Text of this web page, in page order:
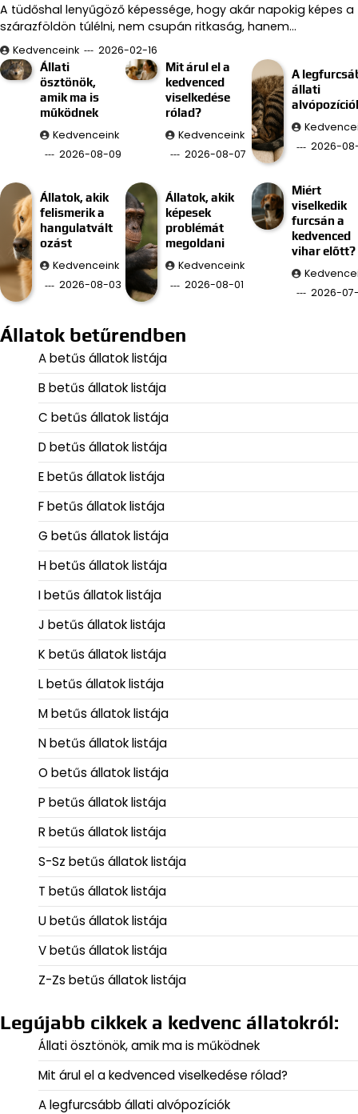
A tüdőshal lenyűgöző képessége, hogy akár napokig képes a
szárazföldön túlélni, nem csupán ritkaság, hanem…
Kedvenceink
2026-02-16
Állati
ösztönök,
amik ma is
működnek
Kedvenceink
2026-08-09
Mit árul el a
kedvenced
viselkedése
rólad?
Kedvenceink
2026-08-07
A
állati
2026-
Állatok, akik
felismerik a
hangulatvált
ozást
Kedvenceink
2026-08-03
Állatok, akik
képesek
problémát
megoldani
Kedvenceink
2026-08-01
Miért
viselkedik
furcsán a
kedvenced
vihar előtt?
2026-
Állatok betűrendben
A betűs állatok listája
B betűs állatok listája
C betűs állatok listája
D betűs állatok listája
E betűs állatok listája
F betűs állatok listája
G betűs állatok listája
H betűs állatok listája
I betűs állatok listája
J betűs állatok listája
K betűs állatok listája
L betűs állatok listája
M betűs állatok listája
N betűs állatok listája
O betűs állatok listája
P betűs állatok listája
R betűs állatok listája
S-Sz betűs állatok listája
T betűs állatok listája
U betűs állatok listája
V betűs állatok listája
Z-Zs betűs állatok listája
Legújabb cikkek a kedvenc állatokról:
Állati ösztönök, amik ma is működnek
Mit árul el a kedvenced viselkedése rólad?
A legfurcsább állati alvópozíciók